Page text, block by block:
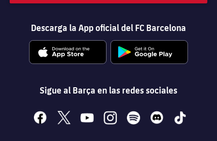
Descarga la App oficial del FC Barcelona
Sigue al Barça en las redes sociales
facebook
x youtubeinstagramspotify discord tiktok